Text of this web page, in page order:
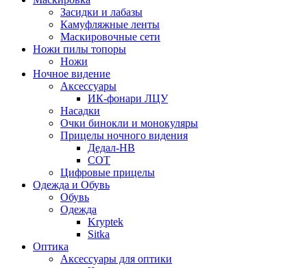
Засидки и лабазы
Камуфляжные ленты
Маскировочные сети
Ножи пилы топоры
Ножи
Ночное видение
Аксессуары
ИК-фонари ЛЦУ
Насадки
Очки бинокли и монокуляры
Прицелы ночного видения
Дедал-НВ
СОТ
Цифровые прицелы
Одежда и Обувь
Обувь
Одежда
Kryptek
Sitka
Оптика
Аксессуары для оптики